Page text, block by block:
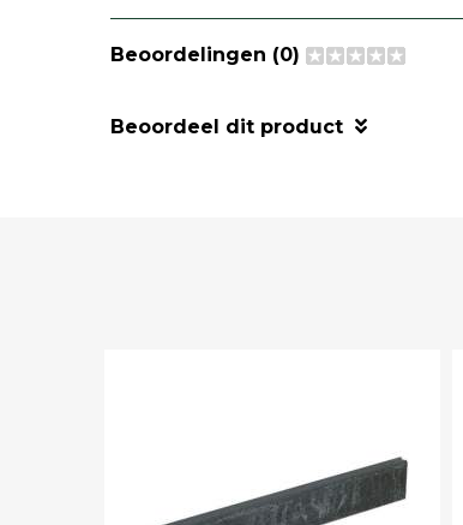
Beoordelingen (0)
Beoordeel dit product